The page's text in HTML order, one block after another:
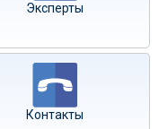
Эксперты
Контакты